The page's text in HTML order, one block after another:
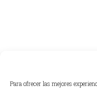
Para ofrecer las mejores